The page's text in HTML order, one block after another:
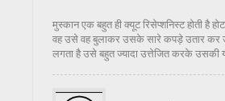
मुस्कान एक बहुत ही क्यूट रिसेप्शनिस्ट होती है
वह उसे वह बुलाकर उसके सारे कपड़े उतार कर
लगता है उसे बहुत ज्यादा उत्तेजित करके उसकी